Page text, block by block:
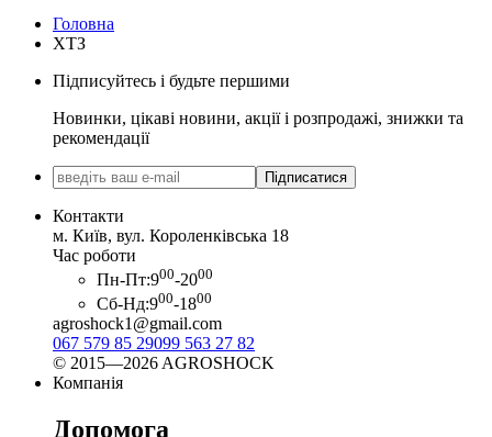
Головна
ХТЗ
Підписуйтесь і будьте першими
Новинки, цікаві новини, акції і розпродажі, знижки та
рекомендації
Підписатися
Контакти
м. Київ, вул. Короленківська 18
Час роботи
Пн-Пт:900-2000
Сб-Нд:900-1800
agroshock1@gmail.com
067 579 85 29099 563 27 82
© 2015—2026 AGROSHOCK
Компанія
Допомога